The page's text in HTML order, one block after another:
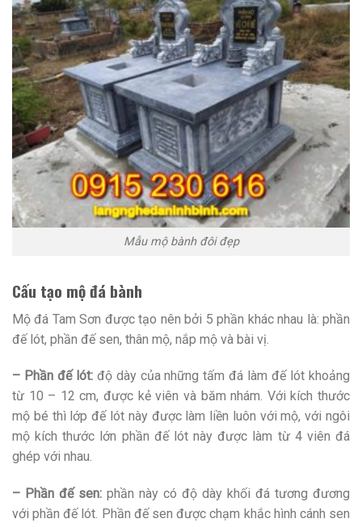
Mẫu mộ bành đôi đẹp
Cấu tạo mộ đá bành
Mộ đá Tam Sơn được tạo nên bởi 5 phần khác nhau là: phần
đế lót, phần đế sen, thân mộ, nắp mộ và bài vị.
– Phần đế lót:độ dày của những tấm đá làm đế lót khoảng
từ 10 – 12 cm, được kẻ viên và băm nhám. Với kích thước
mộ bé thì lớp đế lót này được làm liền luôn với mộ, với ngôi
mộ kích thước lớn phần đế lót này được làm từ 4 viên đá
ghép với nhau.
– Phần đế sen: phần này có độ dày khối đá tương đương
với phần đế lót. Phần đế sen được chạm khắc hình cánh sen